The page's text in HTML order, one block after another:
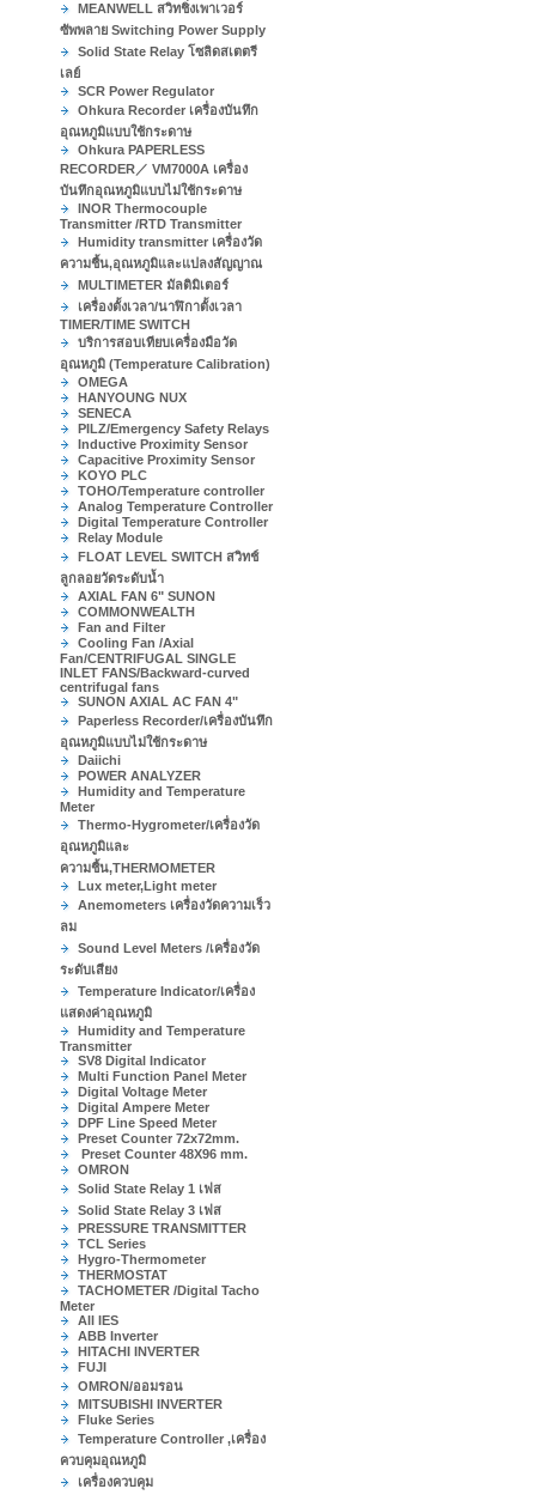
MEANWELL สวิทชิ่งเพาเวอร์
ซัพพลาย Switching Power Supply
Solid State Relay โซลิดสเตตรี
เลย์
SCR Power Regulator
Ohkura Recorder เครื่องบันทึก
อุณหภูมิแบบใช้กระดาษ
Ohkura PAPERLESS
RECORDER／ VM7000A เครื่อง
บันทึกอุณหภูมิแบบไม่ใช้กระดาษ
INOR Thermocouple
Transmitter /RTD Transmitter
Humidity transmitter เครื่องวัด
ความชื้น,อุณหภูมิและแปลงสัญญาณ
MULTIMETER มัลติมิเตอร์
เครื่องตั้งเวลา/นาฬิกาตั้งเวลา
TIMER/TIME SWITCH
บริการสอบเทียบเครื่องมือวัด
อุณหภูมิ (Temperature Calibration)
OMEGA
HANYOUNG NUX
SENECA
PILZ/Emergency Safety Relays
Inductive Proximity Sensor
Capacitive Proximity Sensor
KOYO PLC
TOHO/Temperature controller
Analog Temperature Controller
Digital Temperature Controller
Relay Module
FLOAT LEVEL SWITCH สวิทช์
ลูกลอยวัดระดับน้ำ
AXIAL FAN 6" SUNON
COMMONWEALTH
Fan and Filter
Cooling Fan /Axial
Fan/CENTRIFUGAL SINGLE
INLET FANS/Backward-curved
centrifugal fans
SUNON AXIAL AC FAN 4"
Paperless Recorder/เครื่องบันทึก
อุณหภูมิแบบไม่ใช้กระดาษ
Daiichi
POWER ANALYZER
Humidity and Temperature
Meter
Thermo-Hygrometer/เครื่องวัด
อุณหภูมิและ
ความชื้น,THERMOMETER
Lux meter,Light meter
Anemometers เครื่องวัดความเร็ว
ลม
Sound Level Meters /เครื่องวัด
ระดับเสียง
Temperature Indicator/เครื่อง
แสดงค่าอุณหภูมิ
Humidity and Temperature
Transmitter
SV8 Digital Indicator
Multi Function Panel Meter
Digital Voltage Meter
Digital Ampere Meter
DPF Line Speed Meter
Preset Counter 72x72mm.
Preset Counter 48X96 mm.
OMRON
Solid State Relay 1 เฟส
Solid State Relay 3 เฟส
PRESSURE TRANSMITTER
TCL Series
Hygro-Thermometer
THERMOSTAT
TACHOMETER /Digital Tacho
Meter
All IES
ABB Inverter
HITACHI INVERTER
FUJI
OMRON/ออมรอน
MITSUBISHI INVERTER
Fluke Series
Temperature Controller ,เครื่อง
ควบคุมอุณหภูมิ
เครื่องควบคุม